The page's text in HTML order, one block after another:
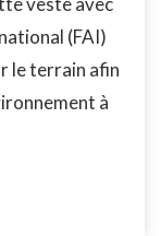
(FAI)
le terrain afin
à